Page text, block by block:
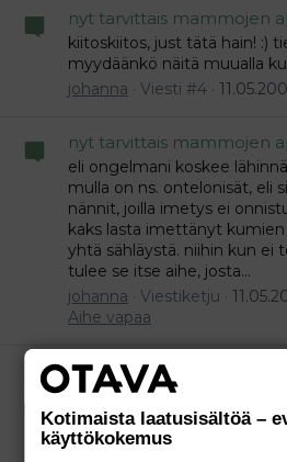
nyt tarvittais mammojen
kiitoskiitos, just tätä hain! :)
myydäänkö näitä muualla
johanna
Viesti #4
nyt tarvittais mammojen
eli ongelmani koskee
mulla on ns. ontelonisät, eli
nännit, joilla imetys ei
kaks lasta imettänyt kumien
yhtä sähläystä. niihin kun ei
tulee se itse aihe, josta...
johanna
Viestiketju
Aihe vapaa
Paljonko maksoi pohjatyöt?
Oletan että tarkoitat
perustuksia....? Meillä ne
räjäyttelyä tuli meidän
Kotimaista laatusisältöä –
käyttökokemus